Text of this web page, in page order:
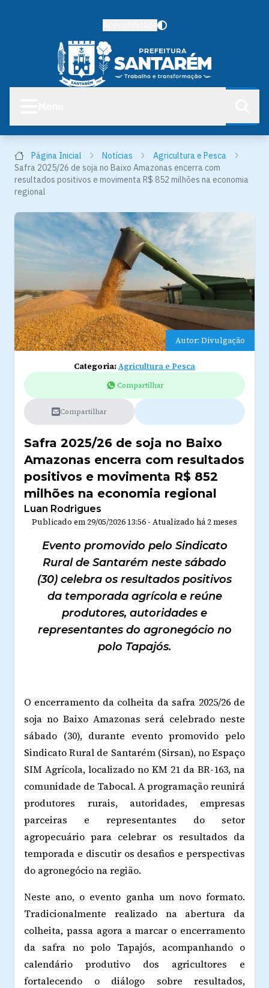
Página Inicial Notícias
Agricultura e Pesca
Safra 2025/26 de soja no Baixo Amazonas encerra com
resultados positivos e movimenta R$ 852 milhões na economia
regional
Autor: Divulgação
Categoria:Agricultura e Pesca
Compartilhar
Compartilhar
Safra 2025/26 de soja no Baixo
Amazonas encerra com resultados
positivos e movimenta R$ 852
milhões na economia regional
Luan Rodrigues
Publicado em 29/05/2026 13:56 - Atualizado há 2 meses
Evento promovido pelo Sindicato
Rural de Santarém neste sábado
(30) celebra os resultados positivos
da temporada agrícola e reúne
produtores, autoridades e
representantes do agronegócio no
polo Tapajós.
O encerramento da colheita da safra 2025/26 de
soja no Baixo Amazonas será celebrado neste
sábado (30), durante evento promovido pelo
Sindicato Rural de Santarém (Sirsan), no Espaço
SIM Agrícola, localizado no KM 21 da BR-163, na
comunidade de Tabocal. A programação reunirá
produtores rurais, autoridades, empresas
parceiras e representantes do setor
agropecuário para celebrar os resultados da
temporada e discutir os desafios e perspectivas
do agronegócio na região.
Neste ano, o evento ganha um novo formato.
Tradicionalmente realizado na abertura da
colheita, passa agora a marcar o encerramento
da safra no polo Tapajós, acompanhando o
calendário produtivo dos agricultores e
fortalecendo o diálogo sobre resultados,